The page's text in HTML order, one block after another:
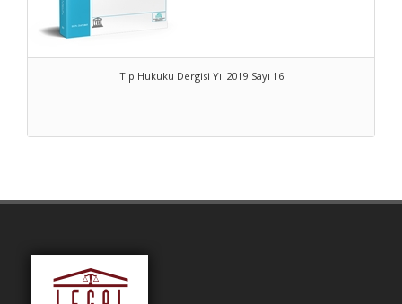
Tıp Hukuku Dergisi Yıl 2019 Sayı 16